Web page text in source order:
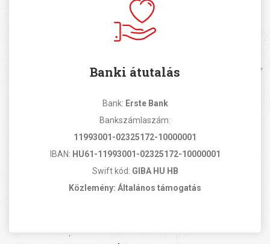
Banki átutalás
Bank: Erste Bank
Bankszámlaszám:
11993001-02325172-10000001
IBAN: HU61-11993001-02325172-10000001
Swift kód: GIBA HU HB
Közlemény: Általános támogatás